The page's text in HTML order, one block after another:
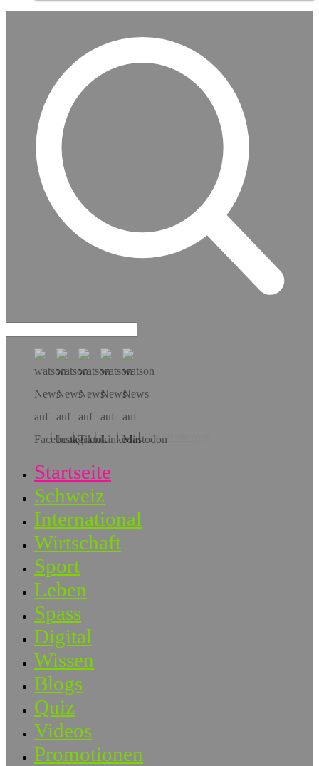
Hol dir die App!
Startseite
Schweiz
International
Wirtschaft
Sport
Leben
Spass
Digital
Wissen
Blogs
Quiz
Videos
Promotionen